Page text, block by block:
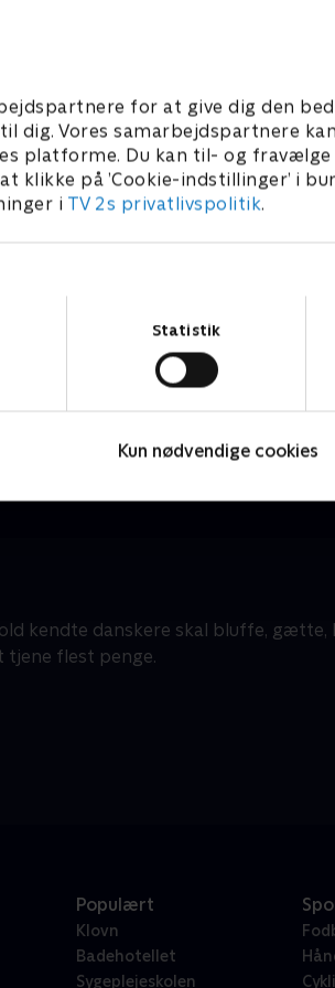
for at give dig den
dig. Vores samarbejdspartnere
platforme. Du kan til- og fravælge
på ’Cookie-indstillinger’ i
i TV 2s privatlivspolitik.
Statistik
Kun nødvendige cookies
Classic
kendte danskere skal bluffe,
tjene flest penge.
Populært
Klovn
Badehotellet
Sygeplejeskolen